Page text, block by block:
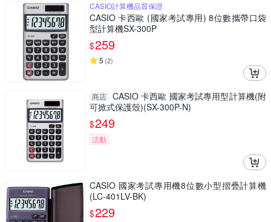
CASIO計算機品質保證
CASIO 卡西歐 (國家考試專用) 8位數攜帶口袋
型計算機SX-300P
$259
5 (2)
商店 CASIO 卡西歐 國家考試專用型計算機(附
可掀式保護殼)(SX-300P-N)
$249
活動
CASIO 國家考試專用機8位數小型摺疊計算機
(LC-401LV-BK)
$229